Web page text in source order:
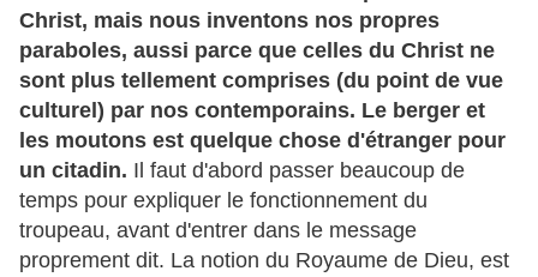
Christ, mais nous inventons nos propres
paraboles, aussi parce que celles du Christ ne
sont plus tellement comprises (du point de vue
culturel) par nos contemporains. Le berger et
les moutons est quelque chose d'étranger pour
un citadin. Il faut d'abord passer beaucoup de
temps pour expliquer le fonctionnement du
troupeau, avant d'entrer dans le message
proprement dit. La notion du Royaume de Dieu, est